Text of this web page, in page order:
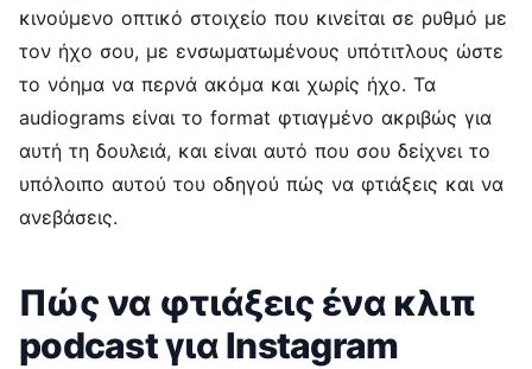
κινούμενο οπτικό στοιχείο που κινείται σε ρυθμό με
τον ήχο σου, με ενσωματωμένους υπότιτλους ώστε
το νόημα να περνά ακόμα και χωρίς ήχο. Τα
audiograms είναι το format φτιαγμένο ακριβώς για
αυτή τη δουλειά, και είναι αυτό που σου δείχνει το
υπόλοιπο αυτού του οδηγού πώς να φτιάξεις και να
ανεβάσεις.
Πώς να φτιάξεις ένα κλιπ
podcast για Instagram